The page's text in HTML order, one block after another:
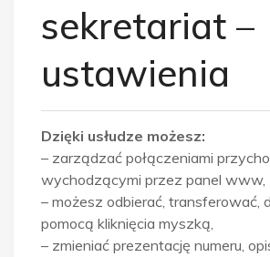
sekretariat –
ustawienia
Dzięki usłudze możesz:
– zarządzać połączeniami
wychodzącymi przez panel www,
– możesz odbierać, transferować,
pomocą kliknięcia myszką,
– zmieniać prezentację numeru,